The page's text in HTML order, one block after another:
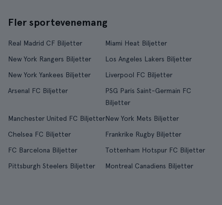
Fler sportevenemang
Real Madrid CF Biljetter
Miami Heat Biljetter
New York Rangers Biljetter
Los Angeles Lakers Biljetter
New York Yankees Biljetter
Liverpool FC Biljetter
Arsenal FC Biljetter
PSG Paris Saint-Germain FC
Biljetter
Manchester United FC BiljetterNew York Mets Biljetter
Chelsea FC Biljetter
Frankrike Rugby Biljetter
FC Barcelona Biljetter
Tottenham Hotspur FC Biljetter
Pittsburgh Steelers Biljetter
Montreal Canadiens Biljetter